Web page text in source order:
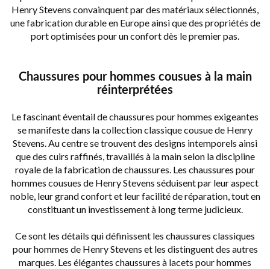
Henry Stevens convainquent par des matériaux sélectionnés,
une fabrication durable en Europe ainsi que des propriétés de
port optimisées pour un confort dès le premier pas.
Chaussures pour hommes cousues à la main
réinterprétées
Le fascinant éventail de chaussures pour hommes exigeantes
se manifeste dans la collection classique cousue de Henry
Stevens. Au centre se trouvent des designs intemporels ainsi
que des cuirs raffinés, travaillés à la main selon la discipline
royale de la fabrication de chaussures. Les chaussures pour
hommes cousues de Henry Stevens séduisent par leur aspect
noble, leur grand confort et leur facilité de réparation, tout en
constituant un investissement à long terme judicieux.
Ce sont les détails qui définissent les chaussures classiques
pour hommes de Henry Stevens et les distinguent des autres
marques. Les élégantes chaussures à lacets pour hommes